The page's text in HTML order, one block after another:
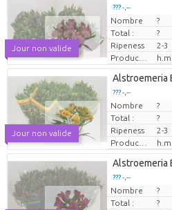
Jour non valide
??? -,--
Prix par pièce
Nombre ?
Total :
?
Ripeness
2-3
Producteur
Jour non valide
Alstroemeria
??? -,--
Prix par pièce
Nombre ?
Total :
?
Ripeness
2-3
Producteur
Alstroemeria
??? -,--
Prix par pièce
Nombre ?
Total :
?